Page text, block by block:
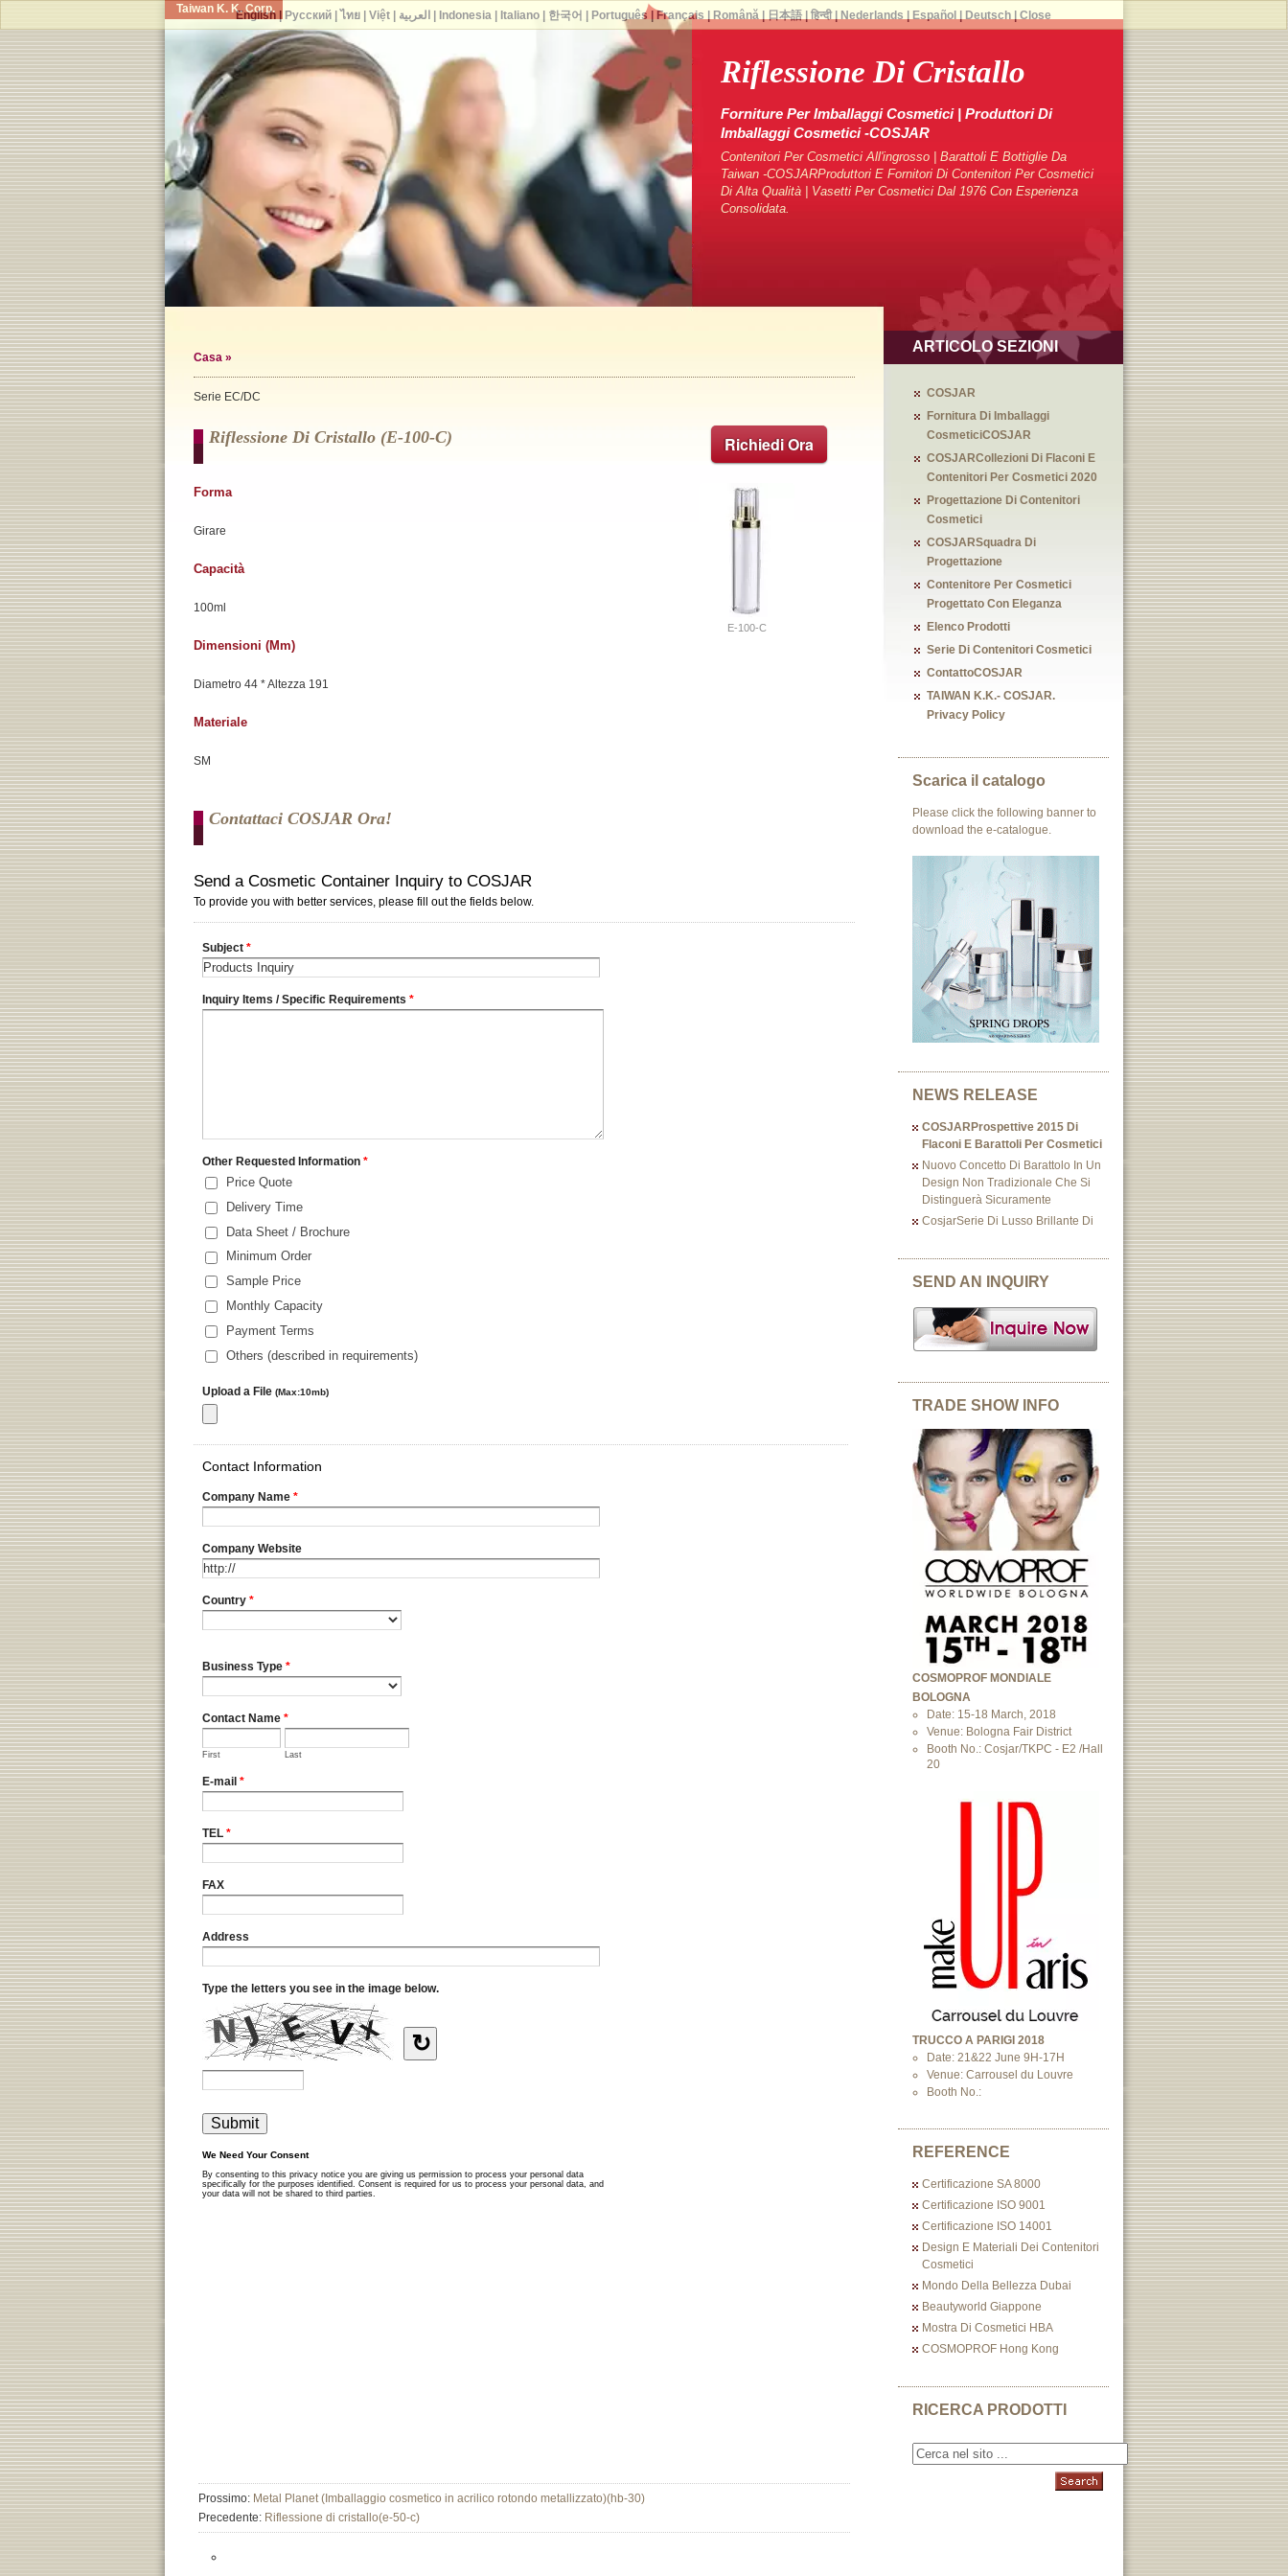
Taiwan K. K. Corp.
Riflessione Di Cristallo
Forniture Per Imballaggi Cosmetici | Produttori Di
Imballaggi Cosmetici -COSJAR
Contenitori Per Cosmetici All'ingrosso | Barattoli E Bottiglie Da
Taiwan -COSJARProduttori E Fornitori Di Contenitori Per Cosmetici
Di Alta Qualità | Vasetti Per Cosmetici Dal 1976 Con Esperienza
Consolidata.
Casa »
Serie EC/DC
Richiedi Ora
Riflessione Di Cristallo (e-100-C)
E-100-C
Forma
Girare
Capacità
100ml
Dimensioni (mm)
Diametro 44 * Altezza 191
Materiale
SM
Contattaci COSJAR Ora!
Prossimo: Metal Planet (Imballaggio cosmetico in acrilico rotondo metallizzato)(hb-30)
Precedente: Riflessione di cristallo(e-50-c)
ARTICOLO SEZIONI
COSJAR
Fornitura Di Imballaggi
CosmeticiCOSJAR
COSJARCollezioni Di Flaconi E
Contenitori Per Cosmetici 2020
Progettazione Di Contenitori
Cosmetici
COSJARSquadra Di
Progettazione
Contenitore Per Cosmetici
Progettato Con Eleganza
Elenco Prodotti
Serie Di Contenitori Cosmetici
ContattoCOSJAR
TAIWAN K.K.- COSJAR.
Privacy Policy
Scarica il catalogo
Please click the following banner to
download the e-catalogue.
NEWS RELEASE
COSJARProspettive 2015 Di
Flaconi E Barattoli Per Cosmetici
Nuovo Concetto Di Barattolo In Un
Design Non Tradizionale Che Si
Distinguerà Sicuramente
CosjarSerie Di Lusso Brillante Di
SEND AN INQUIRY
TRADE SHOW INFO
COSMOPROF MONDIALE
BOLOGNA
Date: 15-18 March, 2018
Venue: Bologna Fair District
Booth No.: Cosjar/TKPC - E2 /Hall
20
TRUCCO A PARIGI 2018
Date: 21&22 June 9H-17H
Venue: Carrousel du Louvre
Booth No.:
REFERENCE
Certificazione SA 8000
Certificazione ISO 9001
Certificazione ISO 14001
Design E Materiali Dei Contenitori
Cosmetici
Mondo Della Bellezza Dubai
Beautyworld Giappone
Mostra Di Cosmetici HBA
COSMOPROF Hong Kong
RICERCA PRODOTTI
English| Русский| ไทย| Việt| العربية Indonesia| Italiano| 한국어 Português Français Română| 日本語| हिन्दी| Nederlands Español Deutsch| Close